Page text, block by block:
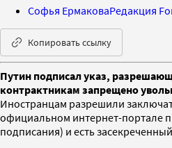
Софья ЕрмаковаРедакция
Копировать ссылку
Путин подписал указ,
контрактникам запрещено
Иностранцам разрешили
официальном интернет-портале
подписания) и есть